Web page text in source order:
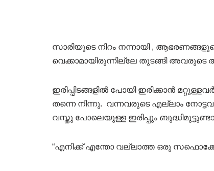
സാരിയുടെ നിറം നന്നായി ,
വെക്കാമായിരുന്നില്ലേ തുടങ്ങി അവരുടെ
ഇരിപ്പിടങ്ങളിൽ പോയി ഇരിക്കാൻ
തന്നെ നിന്നു. വന്നവരുടെ എല്ലാം
വസ്തു പോലെയുള്ള ഇരിപ്പും
“എനിക്ക് എന്തോ വല്ലാത്ത ഒരു